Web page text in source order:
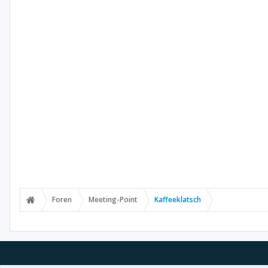
Foren Meeting-Point Kaffeeklatsch